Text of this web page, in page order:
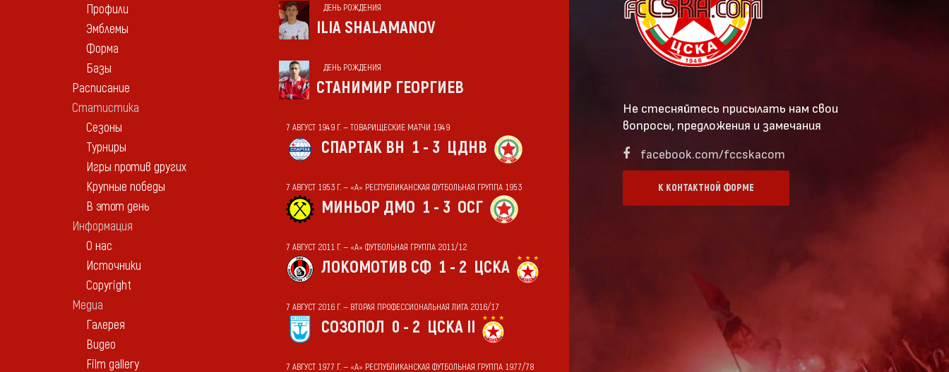
Профили
Эмблемы
Форма
Базы
Расписание
Статистика
Сезоны
Турниры
Игры против других
Крупные победы
В этот день
Информация
О нас
Источники
Copyright
Медиа
Галерея
Видео
Film gallery
ДЕНЬ РОЖДЕНИЯ
ILIA SHALAMANOV
ДЕНЬ РОЖДЕНИЯ
СТАНИМИР ГЕОРГИЕВ
7 АВГУСТ 1949 Г. — ТОВАРИЩЕСКИЕ МАТЧИ 1949
СПАРТАК ВН 1 - 3 ЦДНВ
7 АВГУСТ 1953 Г. — «А» РЕСПУБЛИКАНСКАЯ ФУТБОЛЬНАЯ ГРУППА 1953
МИНЬОР ДМО 1 - 3 ОСГ
7 АВГУСТ 2011 Г. — «А» ФУТБОЛЬНАЯ ГРУППА 2011/12
ЛОКОМОТИВ СФ 1 - 2 ЦСКА
7 АВГУСТ 2016 Г. — ВТОРАЯ ПРОФЕССИОНАЛЬНАЯ ЛИГА 2016/17
СОЗОПОЛ 0 - 2 ЦСКА II
7 АВГУСТ 1977 Г. — «А» РЕСПУБЛИКАНСКАЯ ФУТБОЛЬНАЯ ГРУППА 1977/78
Не стесняйтесь присылать нам свои
вопросы, предложения и замечания
facebook.com/fccskacom
К КОНТАКТНОЙ ФОРМЕ